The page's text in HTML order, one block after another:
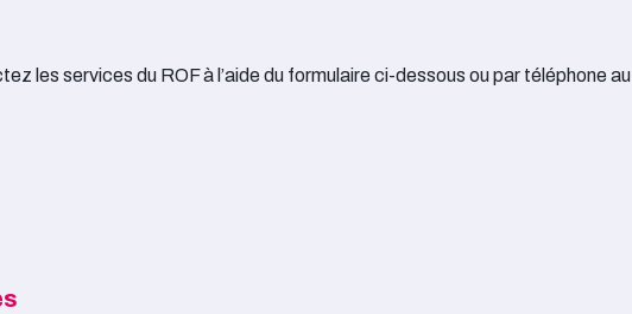
les services du ROF à l’aide du formulaire ci-dessous ou par téléphone au